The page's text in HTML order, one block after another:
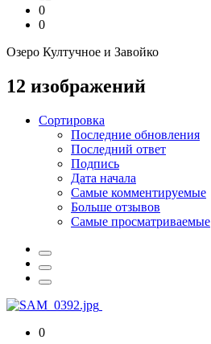
0
0
Озеро Култучное и Завойко
12 изображений
Сортировка
Последние обновления
Последний ответ
Подпись
Дата начала
Самые комментируемые
Больше отзывов
Самые просматриваемые
0